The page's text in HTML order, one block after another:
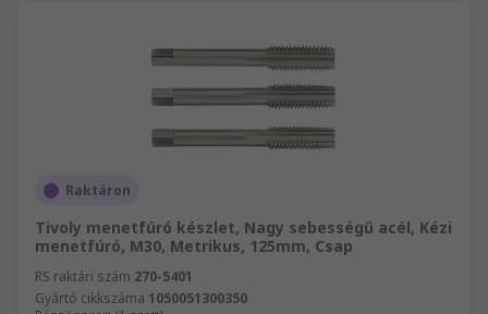
Raktáron
Tivoly menetfúró készlet, Nagy sebességű acél, Kézi
menetfúró, M30, Metrikus, 125mm, Csap
RS raktári szám 270-5401
Gyártó cikkszáma 1050051300350